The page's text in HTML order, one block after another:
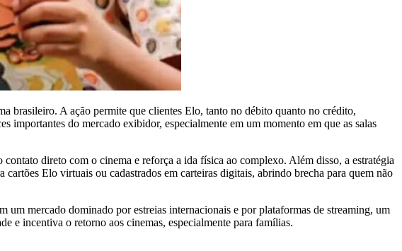
brasileiro. A ação permite que clientes Elo, tanto no débito quanto no crédito,
importantes do mercado exibidor, especialmente em um momento em que as salas
direto com o cinema e reforça a ida física ao complexo. Além disso, a estratégia
Elo virtuais ou cadastrados em carteiras digitais, abrindo brecha para quem não
mercado dominado por estreias internacionais e por plataformas de streaming, um
e incentiva o retorno aos cinemas, especialmente para famílias.